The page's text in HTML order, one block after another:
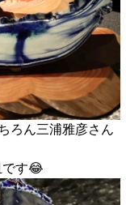
ろん三浦雅彦さん
です😂